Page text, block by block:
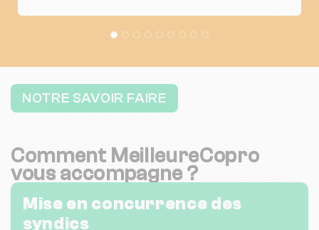
NOTRE SAVOIR FAIRE
Comment MeilleureCopro
vous accompagne ?
Mise en concurrence des
syndics